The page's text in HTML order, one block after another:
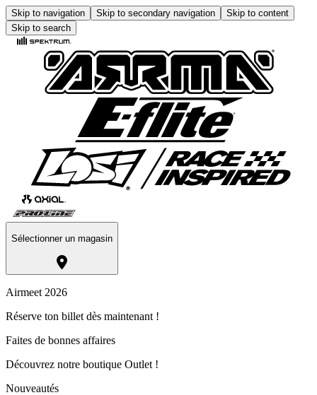
Skip to navigation Skip to secondary navigation
Skip to content
Skip to search
Sélectionner un magasin
Airmeet 2026
Réserve ton billet dès maintenant !
Faites de bonnes affaires
Découvrez notre boutique Outlet !
Nouveautés